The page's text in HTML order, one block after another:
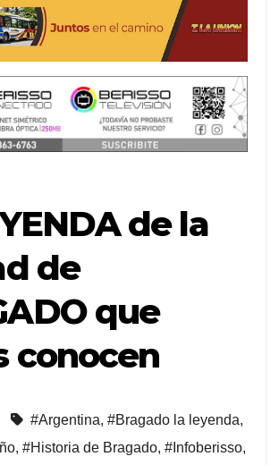
de la
de
que
conocen
#Argentina, #Bragado la leyenda,
, #Historia de Bragado, #Infoberisso,